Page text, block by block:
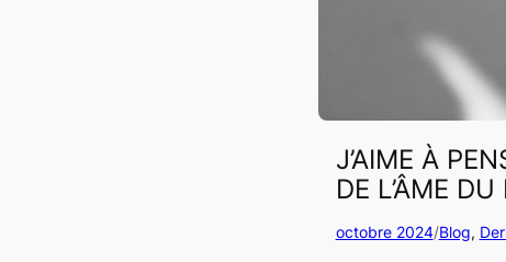
J’AIME À
DE L’ÂME
octobre 2024/Blog,